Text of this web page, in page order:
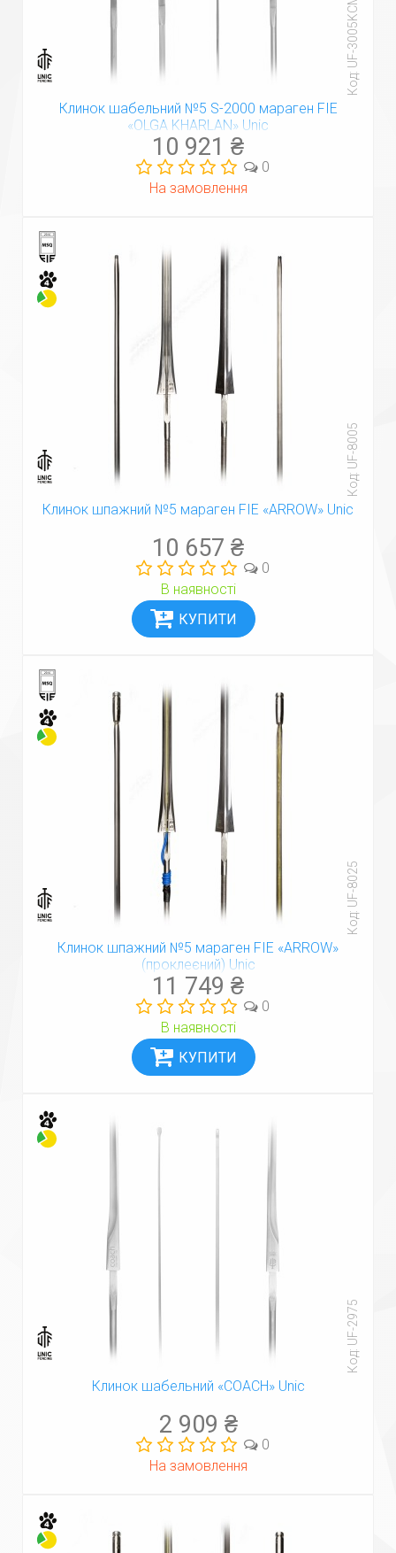
Код: UF-3005KCM
Клинок шабельний №5 S-2000 мараген FIE
«OLGA KHARLAN» Unic
10 921 ₴
0
На замовлення
Код: UF-8005
Клинок шпажний №5 мараген FIE «ARROW» Unic
10 657 ₴
0
В наявності
Код: UF-8025
Клинок шпажний №5 мараген FIE «ARROW»
(проклеєний) Unic
11 749 ₴
0
В наявності
Код: UF-2975
Клинок шабельний «COACH» Unic
2 909 ₴
0
На замовлення